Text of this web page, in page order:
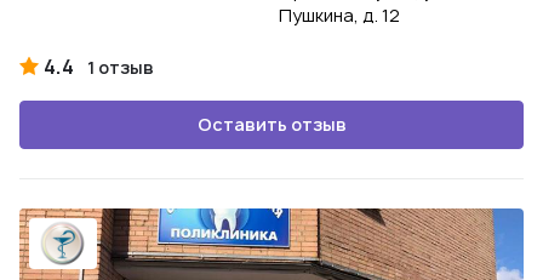
Пушкина, д. 12
4.4 1 отзыв
Оставить отзыв